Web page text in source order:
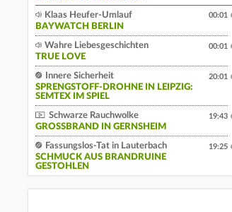
Klaas Heufer-Umlauf
BAYWATCH BERLIN
00:01
Wahre Liebesgeschichten
TRUE LOVE
00:01
Innere Sicherheit
SPRENGSTOFF-DROHNE IN LEIPZIG:
SEMTEX IM SPIEL
20:01
Schwarze Rauchwolke
GROSSBRAND IN GERNSHEIM
19:43
Fassungslos-Tat in Lauterbach
SCHMUCK AUS BRANDRUINE
GESTOHLEN
19:25